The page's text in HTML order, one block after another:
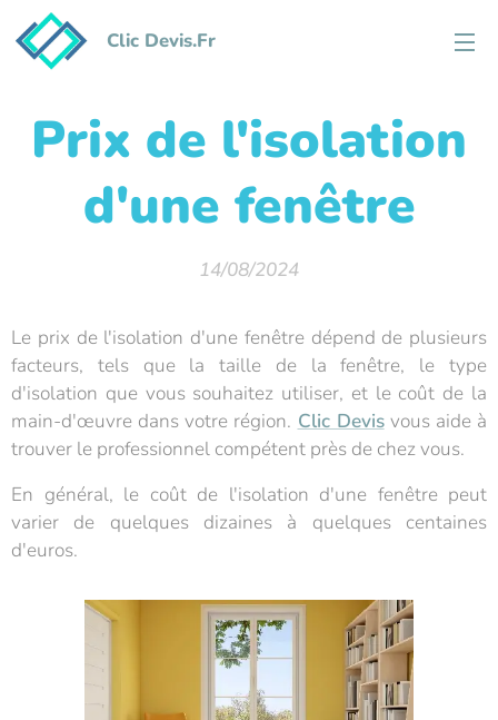
Clic Devis.Fr
Prix de l'isolation
d'une fenêtre
14/08/2024
Le prix de l'isolation d'une fenêtre dépend de plusieurs
facteurs, tels que la taille de la fenêtre, le type
d'isolation que vous souhaitez utiliser, et le coût de la
main-d'œuvre dans votre région. Clic Devisvous aide à
trouver le professionnel compétent près de chez vous.
En général, le coût de l'isolation d'une fenêtre peut
varier de quelques dizaines à quelques centaines
d'euros.